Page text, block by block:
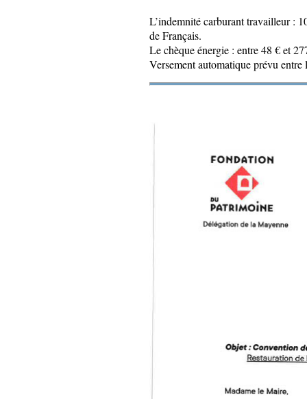
L’indemnité carburant travailleur :
de Français.
Le chèque énergie : entre 48 € et
Versement automatique prévu